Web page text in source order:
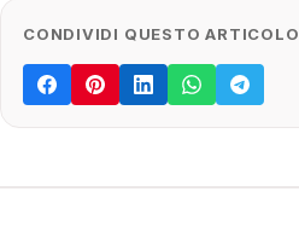
CONDIVIDI QUESTO ARTICOLO